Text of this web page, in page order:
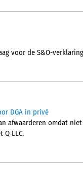
voor de S&O-
DGA in privé
afwaarderen omdat
Q LLC.